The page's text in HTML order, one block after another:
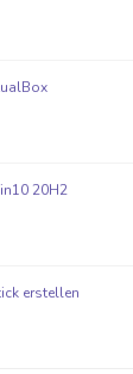
20H2
erstellen